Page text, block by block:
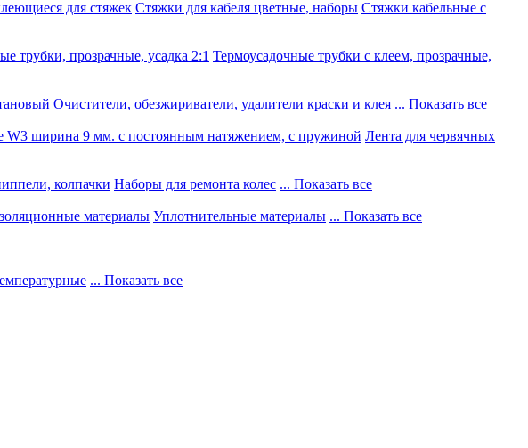
для стяжек Стяжки для кабеля цветные, наборы Стяжки кабельные с
трубки, прозрачные, усадка 2:1 Термоусадочные трубки с клеем, прозрачные,
Очистители, обезжириватели, удалители краски и клея ... Показать все
W3 ширина 9 мм. с постоянным натяжением, с пружиной Лента для червячных
колпачки Наборы для ремонта колес ... Показать все
материалы Уплотнительные материалы ... Показать все
... Показать все